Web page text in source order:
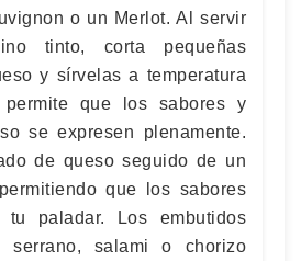
o un Merlot. Al servir
tinto, corta pequeñas
y sírvelas a temperatura
permite que los sabores y
se expresen plenamente.
de queso seguido de un
que los sabores
paladar. Los embutidos
serrano, salami o chorizo